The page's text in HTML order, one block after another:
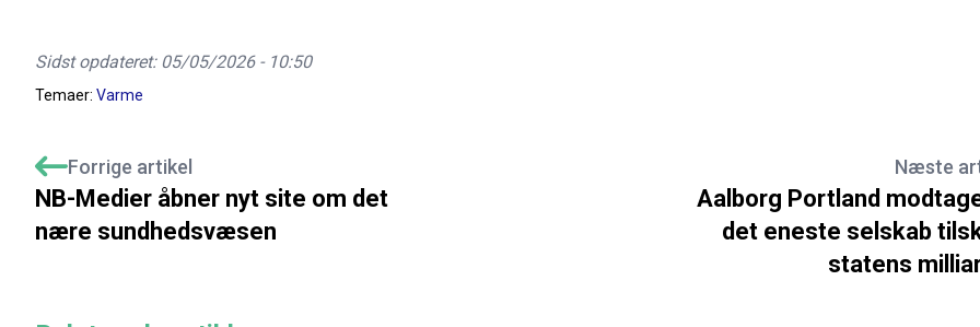
Sidst opdateret: 05/05/2026 - 10:50
Temaer: Varme
Forrige artikel
NB-Medier åbner nyt site om det
nære sundhedsvæsen
Næste
Aalborg Portland
det eneste selskab
statens